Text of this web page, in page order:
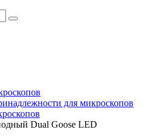
для микроскопов
Dual Goose LED